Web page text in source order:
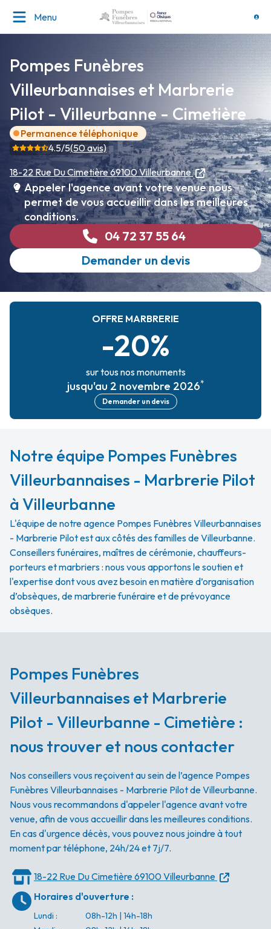
Menu
Pompes Funèbres
Villeurbannaises et Marbrerie
Pilot - Villeurbanne - Cimetière
Permanence téléphonique
4.5/5(50avis)
18-22 Rue Du Cimetière69100 Villeurbanne
04 72 37 55 64
Demander un devis
Appeler l'agence avant votre venue nous
permet de vous accueillir dans les meilleures
conditions.
OFFRE MARBRERIE
-20%
sur tous nos monuments
jusqu'au 2 novembre 2026*
Demander un devis
Notre équipe Pompes Funèbres
Villeurbannaises - Marbrerie Pilot
à Villeurbanne
L'équipe de notre agence Pompes Funèbres Villeurbannaises
- Marbrerie Pilot est aux côtés des familles de Villeurbanne.
Conseillers funéraires, maîtres de cérémonie, chauffeurs-
porteurs et marbriers : nous vous apportons le soutien et
l'expertise dont vous avez besoin en matière d’organisation
d’obsèques, de marbrerie funéraire et de prévoyance
obsèques.
Pompes Funèbres
Villeurbannaises et Marbrerie
Pilot - Villeurbanne - Cimetière :
nous trouver et nous contacter
Nos conseillers vous reçoivent au sein de l’agence Pompes
Funèbres Villeurbannaises - Marbrerie Pilot de Villeurbanne.
Nous vous recommandons d'appeler l'agence avant votre
venue, afin de vous accueillir dans les meilleures conditions.
En cas d'urgence décès, vous pouvez nous joindre à tout
moment par téléphone, 24h/24 et 7j/7.
18-22 Rue Du Cimetière69100 Villeurbanne
Horaires d'ouverture :
Lundi :
08h-12h | 14h-18h